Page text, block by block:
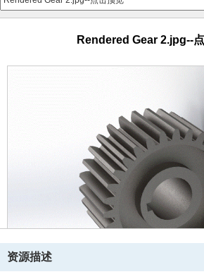
Rendered Gear 2.jpg--
资源描述